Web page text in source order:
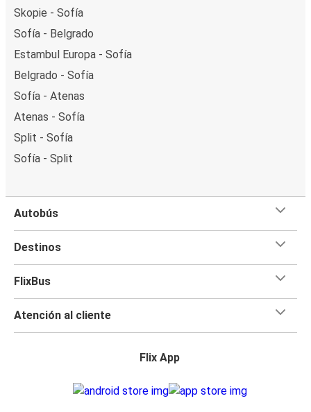
Skopie - Sofía
Sofía - Belgrado
Estambul Europa - Sofía
Belgrado - Sofía
Sofía - Atenas
Atenas - Sofía
Split - Sofía
Sofía - Split
Autobús
Destinos
FlixBus
Atención al cliente
Flix App